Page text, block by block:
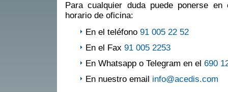
Para cualquier duda puede ponerse
horario de oficina:
En el teléfono 91 005 22 52
En el Fax 91 005 2253
En Whatsapp o Telegram en el 690
En nuestro email info@acedis.com